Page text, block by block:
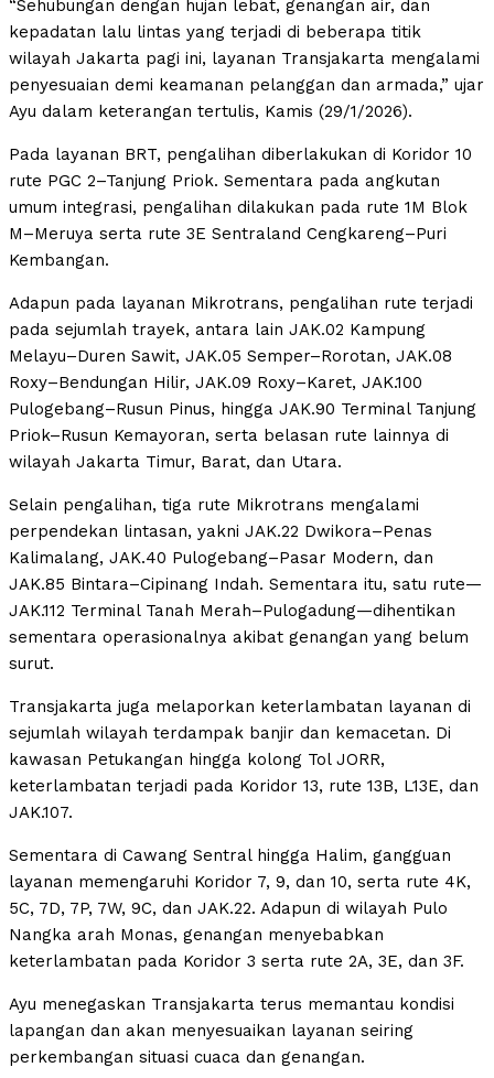
“Sehubungan dengan hujan lebat, genangan air, dan
kepadatan lalu lintas yang terjadi di beberapa titik
wilayah Jakarta pagi ini, layanan Transjakarta mengalami
penyesuaian demi keamanan pelanggan dan armada,” ujar
Ayu dalam keterangan tertulis, Kamis (29/1/2026).
Pada layanan BRT, pengalihan diberlakukan di Koridor 10
rute PGC 2–Tanjung Priok. Sementara pada angkutan
umum integrasi, pengalihan dilakukan pada rute 1M Blok
M–Meruya serta rute 3E Sentraland Cengkareng–Puri
Kembangan.
Adapun pada layanan Mikrotrans, pengalihan rute terjadi
pada sejumlah trayek, antara lain JAK.02 Kampung
Melayu–Duren Sawit, JAK.05 Semper–Rorotan, JAK.08
Roxy–Bendungan Hilir, JAK.09 Roxy–Karet, JAK.100
Pulogebang–Rusun Pinus, hingga JAK.90 Terminal Tanjung
Priok–Rusun Kemayoran, serta belasan rute lainnya di
wilayah Jakarta Timur, Barat, dan Utara.
Selain pengalihan, tiga rute Mikrotrans mengalami
perpendekan lintasan, yakni JAK.22 Dwikora–Penas
Kalimalang, JAK.40 Pulogebang–Pasar Modern, dan
JAK.85 Bintara–Cipinang Indah. Sementara itu, satu rute—
JAK.112 Terminal Tanah Merah–Pulogadung—dihentikan
sementara operasionalnya akibat genangan yang belum
surut.
Transjakarta juga melaporkan keterlambatan layanan di
sejumlah wilayah terdampak banjir dan kemacetan. Di
kawasan Petukangan hingga kolong Tol JORR,
keterlambatan terjadi pada Koridor 13, rute 13B, L13E, dan
JAK.107.
Sementara di Cawang Sentral hingga Halim, gangguan
layanan memengaruhi Koridor 7, 9, dan 10, serta rute 4K,
5C, 7D, 7P, 7W, 9C, dan JAK.22. Adapun di wilayah Pulo
Nangka arah Monas, genangan menyebabkan
keterlambatan pada Koridor 3 serta rute 2A, 3E, dan 3F.
Ayu menegaskan Transjakarta terus memantau kondisi
lapangan dan akan menyesuaikan layanan seiring
perkembangan situasi cuaca dan genangan.